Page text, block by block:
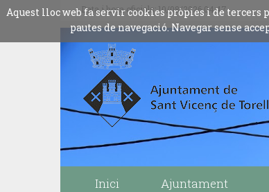
Aquest lloc web fa servir cookies pròpies i de
pautes de navegació. Navegar sense
Data i hora oficials: 10/08/2026 04:47
Inici Ajuntament